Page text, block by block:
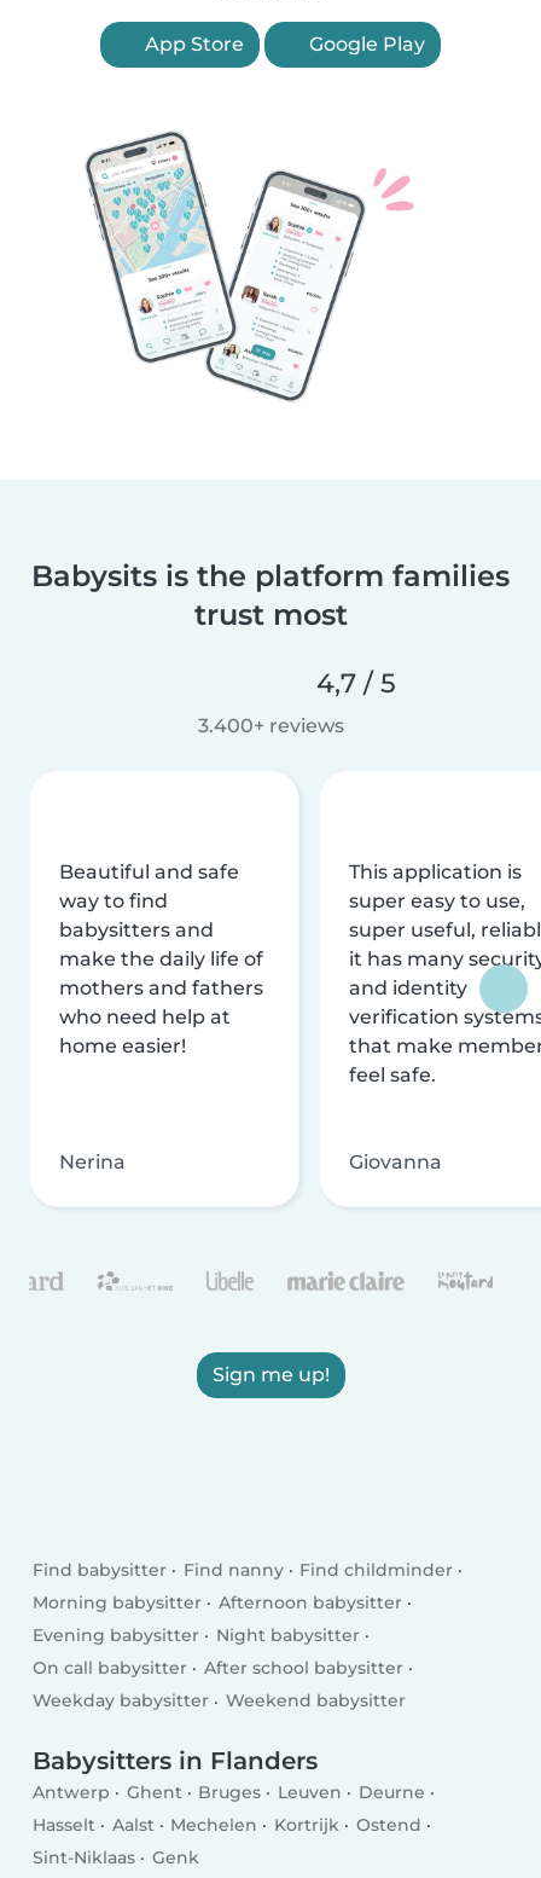
App Store Google Play
Babysits is the platform families
trust most
4,7 / 5
3.400+ reviews
Beautiful and safe
way to find
babysitters and
make the daily life of
mothers and fathers
who need help at
home easier!
Nerina
This application is
super easy to use,
super useful,
it has many
and identity
verification
that make
feel safe.
Giovanna
Sign me up!
Find babysitter Find nanny
Find childminder
Morning babysitter
Afternoon babysitter
Evening babysitter
Night babysitter
On call babysitter
After school babysitter
Weekday babysitter
Weekend babysitter
Babysitters in Flanders
Antwerp Ghent Bruges Leuven
Deurne
Hasselt
Aalst Mechelen Kortrijk
Ostend
Sint-Niklaas
Genk